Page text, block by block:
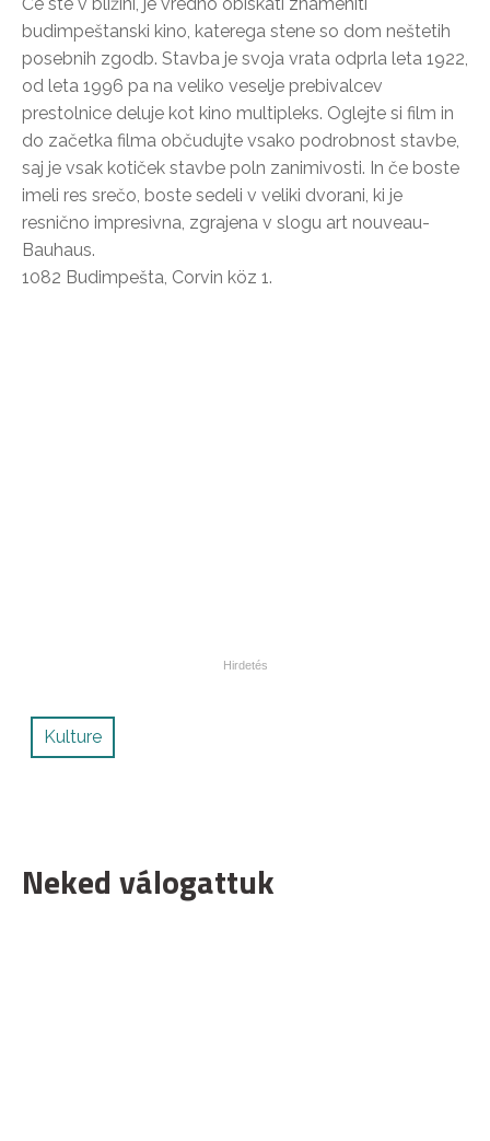
budimpeštanski kino, katerega stene so dom neštetih
posebnih zgodb. Stavba je svoja vrata odprla leta 1922,
od leta 1996 pa na veliko veselje prebivalcev
prestolnice deluje kot kino multipleks. Oglejte si film in
do začetka filma občudujte vsako podrobnost stavbe,
saj je vsak kotiček stavbe poln zanimivosti. In če boste
imeli res srečo, boste sedeli v veliki dvorani, ki je
resnično impresivna, zgrajena v slogu art nouveau-
Bauhaus.
1082 Budimpešta, Corvin köz 1.
Kulture
Neked válogattuk